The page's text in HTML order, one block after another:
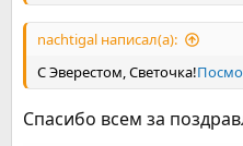
Поздравляю с Эверестом)
nachtigal написал(а):
С Эверестом, Светочка!
Спасибо всем за